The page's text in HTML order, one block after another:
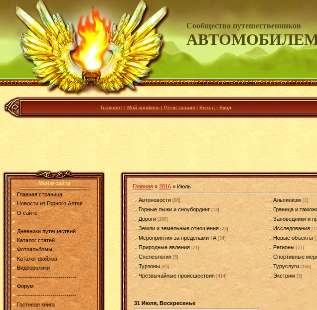
Сообщество путешественников
Главная | | Мой профиль | Регистрация | Выход | Вход
Меню сайта
Главная страница
Новости из Горного Алтая
О сайте
------------------------------
Дневники путешествий
Каталог статей
Фотоальбомы
Каталог файлов
Видеоролики
------------------------------
Форум
------------------------------
Гостевая книга
Главная » 2016 » Июль
Автоновости [86] Альпинизм [3]
Горные лыжи и сноубординг [13] Граница и
Дороги [268] Заповедники и
Земли и земельные отношения [23] Исследования
Мероприятия за пределами ГА [34] Новые объекты
Природные явления [21] Регионы [27]
Спелеология [5] Спортивные
Турзоны [95] Туруслуги [168]
Чрезвычайные происшествия [414] Экстрим [3]
31 Июля, Воскресенье